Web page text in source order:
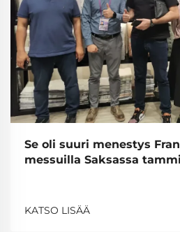
Se oli suuri menestys
messuilla Saksassa
KATSO LISÄÄ